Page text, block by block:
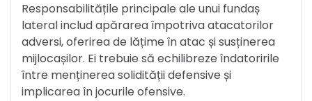
Responsabilitățile principale ale unui fundaș
lateral includ apărarea împotriva atacatorilor
adversi, oferirea de lățime în atac și susținerea
mijlocașilor. Ei trebuie să echilibreze îndatoririle
între menținerea solidității defensive și
implicarea în jocurile ofensive.